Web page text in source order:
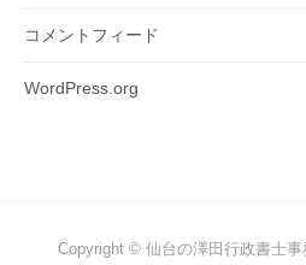
コメントフィード
WordPress.org
Copyright © 仙台の澤田行政書士